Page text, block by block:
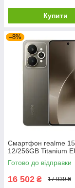
Купити
–8%
Смартфон realme
12/256GB Titanium
Готово до відправки
16 502 ₴ 17 939 ₴